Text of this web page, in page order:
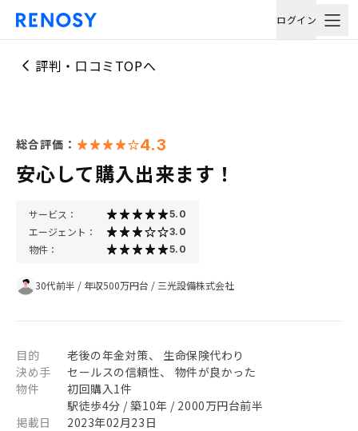
ログイン
評判・口コミTOPへ
総合評価： 4.3
安心して購入出来ます！
サービス： 5.0
エージェント： 3.0
物件： 5.0
30代前半 / 年収500万円台 / 三光設備株式会社
目的
老後の年金対策、 生命保険代わり
決め手
セールスの信頼性、 物件が良かった
物件
初回購入1件
駅徒歩4分 / 築10年 / 2000万円台前半
掲載日
2023年02月23日